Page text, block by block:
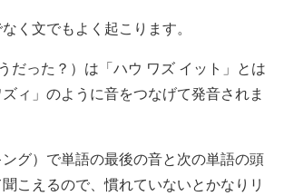
く文でもよく起こります。
だった？）は「ハウ ワズ イット」とは
ィ」のように音をつなげて発音されま
グ）で単語の最後の音と次の単語の頭
こえるので、慣れていないとかなりリ